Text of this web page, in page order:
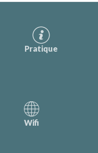
Pratique
Wifi